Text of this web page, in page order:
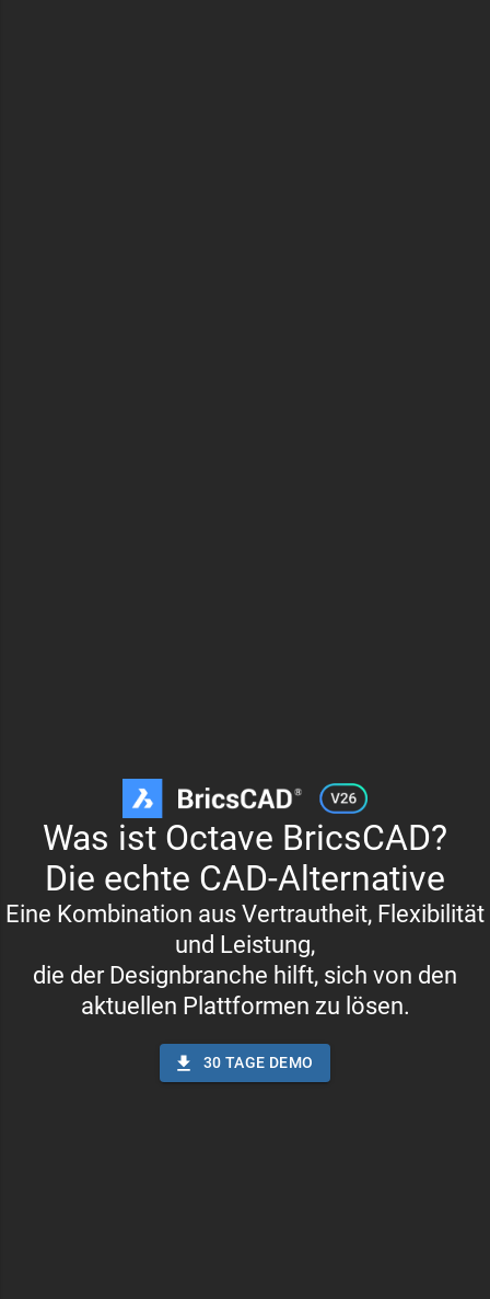
Was ist Octave BricsCAD?
Die echte CAD-Alternative
Eine Kombination aus Vertrautheit, Flexibilität
und Leistung,
die der Designbranche hilft, sich von den
aktuellen Plattformen zu lösen.
30 TAGE DEMO